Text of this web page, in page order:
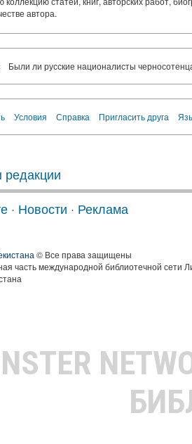
автора.
Были ли русские националисты
Условия Справка Пригласить друга
редакции
· Новости · Реклама
© Все права защищены
часть международной библиотечной сети